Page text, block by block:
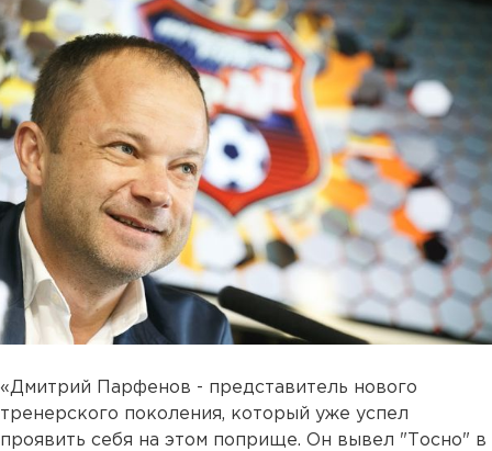
«Дмитрий Парфенов - представитель нового
тренерского поколения, который уже успел
проявить себя на этом поприще. Он вывел "Тосно" в